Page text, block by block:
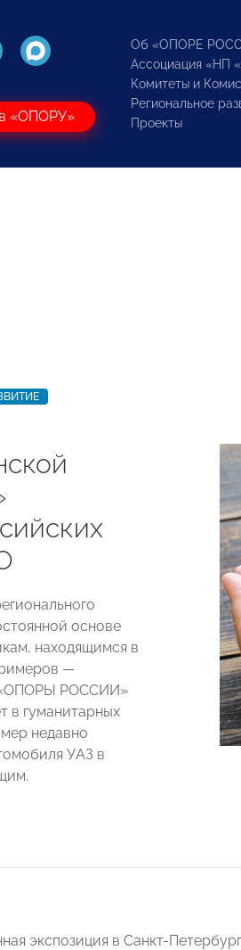
«ОПОРУ»
Об «ОПОРЕ
Ассоциация «НП
Комитеты и
Региональное
Проекты
основе
находящимся в
—
«ОПОРЫ РОССИИ»
в гуманитарных
недавно
УАЗ в
экспозиция в Санкт-